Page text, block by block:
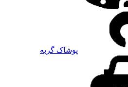
پوشاک گربه